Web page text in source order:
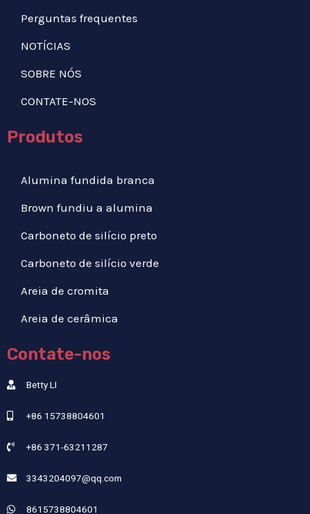
Perguntas frequentes
NOTÍCIAS
SOBRE NÓS
CONTATE-NOS
Produtos
Alumina fundida branca
Brown fundiu a alumina
Carboneto de silício preto
Carboneto de silício verde
Areia de cromita
Areia de cerâmica
Contate-nos
Betty LI
+86 15738804601
+86 371-63211287
3343204097@qq.com
8615738804601